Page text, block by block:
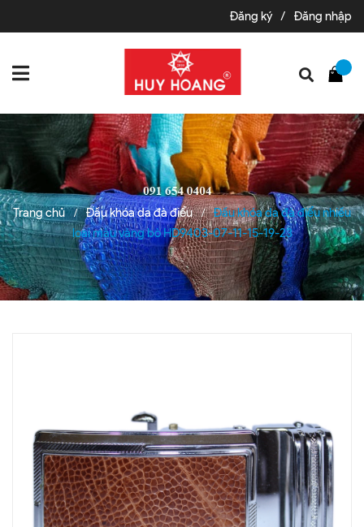
Đăng ký / Đăng nhập
Trang chủ / Đầu khóa da đà điểu /
Đầu khóa da đà điểu nhiều
loại màu vàng bò HD9403-07-11-15-19-23